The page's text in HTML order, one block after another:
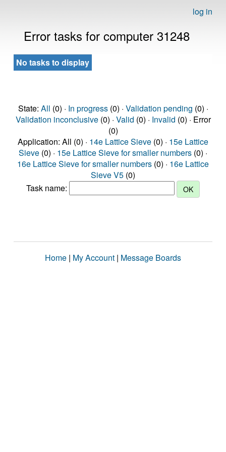
log in
Error tasks for computer 31248
No tasks to display
State: All (0) · In progress(0) · Validation pending (0) ·
Validation inconclusive(0) · Valid (0) · Invalid (0) · Error
(0)
Application: All (0) · 14e Lattice Sieve (0) · 15e Lattice
Sieve (0) · 15e Lattice Sieve for smaller numbers (0) ·
16e Lattice Sieve for smaller numbers (0) · 16e Lattice
Sieve V5 (0)
Task name:
Home | My Account | Message Boards